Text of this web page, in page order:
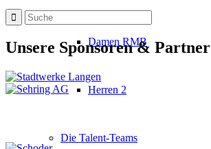
Damen RMB
Herren 2
Die Talent-Teams
Unsere Sponsoren & Partner